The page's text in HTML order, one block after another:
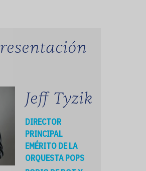
Jeff Tyzik
DIRECTOR
PRINCIPAL
EMÉRITO DE LA
ORQUESTA POPS